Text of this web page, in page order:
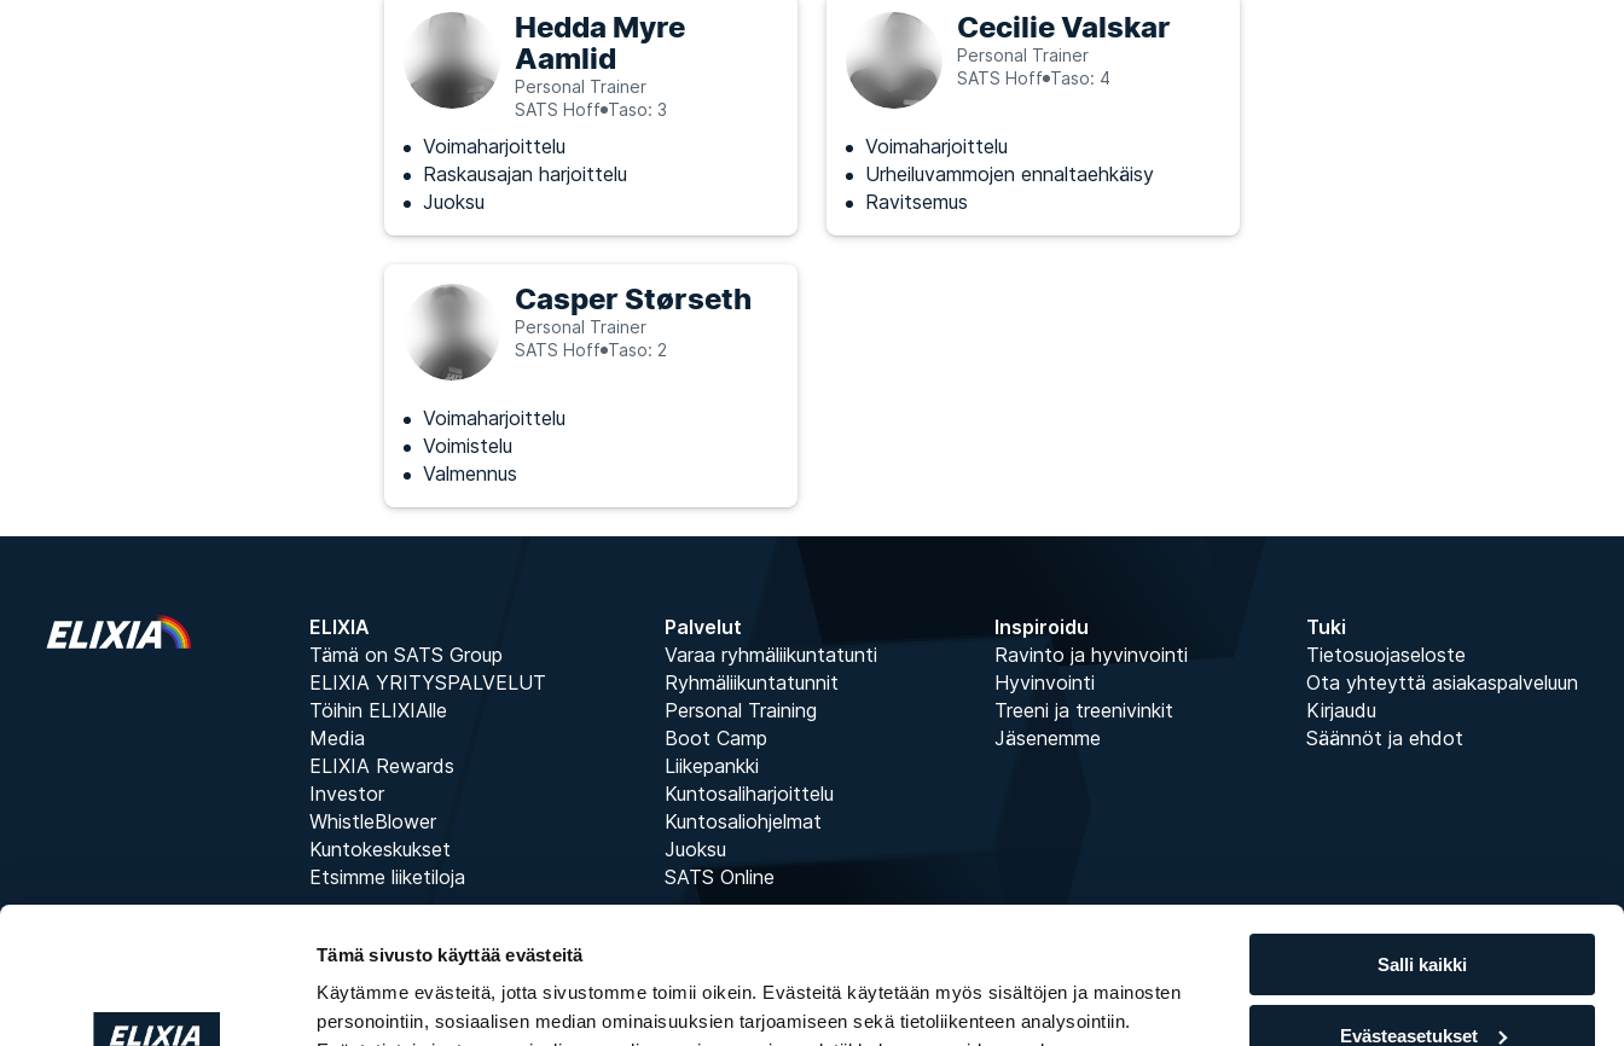
Tämä sivusto käyttää evästeitä
Käytämme evästeitä, jotta sivustomme toimii oikein. Evästeitä käytetään myös sisältöjen ja mainosten
personointiin, sosiaalisen median ominaisuuksien tarjoamiseen sekä tietoliikenteen analysointiin.
Salli kaikki
Evästeasetukset
Hedda Myre
Aamlid
Personal Trainer
SATS Hoff Taso: 3
Voimaharjoittelu
Raskausajan harjoittelu
Juoksu
Cecilie Valskar
Personal Trainer
SATS Hoff Taso: 4
Voimaharjoittelu
Urheiluvammojen ennaltaehkäisy
Ravitsemus
Casper Størseth
Personal Trainer
SATS Hoff Taso: 2
Voimaharjoittelu
Voimistelu
Valmennus
ELIXIA
Tämä on SATS Group
ELIXIA YRITYSPALVELUT
Töihin ELIXIAlle
Media
ELIXIA Rewards
Investor
WhistleBlower
Kuntokeskukset
Etsimme liiketiloja
Palvelut
Varaa ryhmäliikuntatunti
Ryhmäliikuntatunnit
Personal Training
Boot Camp
Liikepankki
Kuntosaliharjoittelu
Kuntosaliohjelmat
Juoksu
SATS Online
Inspiroidu
Ravinto ja hyvinvointi
Hyvinvointi
Treeni ja treenivinkit
Jäsenemme
Tuki
Tietosuojaseloste
Ota yhteyttä asiakaspalveluun
Kirjaudu
Säännöt ja ehdot